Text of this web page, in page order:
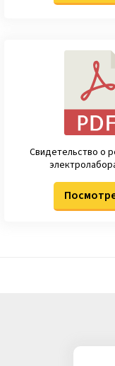
Свидетельство о